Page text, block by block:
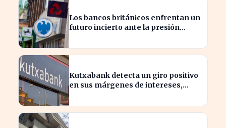
Los bancos británicos enfrentan un
futuro incierto ante la presión
Kutxabank detecta un giro positivo
en sus márgenes de intereses,